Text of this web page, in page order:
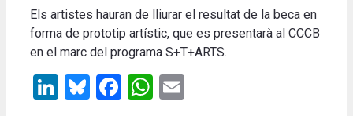
Els artistes hauran de lliurar el resultat de la beca en
forma de prototip artístic, que es presentarà al CCCB
en el marc del programa S+T+ARTS.
LinkedIn
Bluesky
Facebook
WhatsApp